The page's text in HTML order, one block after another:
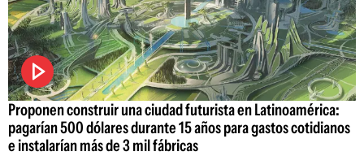
Proponen construir una ciudad futurista en Latinoamérica:
pagarían 500 dólares durante 15 años para gastos cotidianos
e instalarían más de 3 mil fábricas